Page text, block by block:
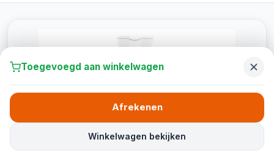
Toegevoegd aan winkelwagen
Winkelwagen bekijken
Afrekenen